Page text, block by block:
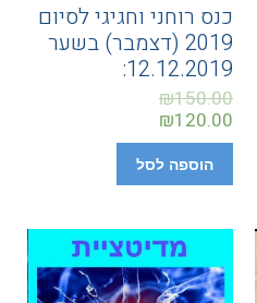
כנס רוחני וחגיגי לסיום
2019 (דצמבר) בשער
12.12.2019:
₪150.00
₪120.00
הוספה לסל